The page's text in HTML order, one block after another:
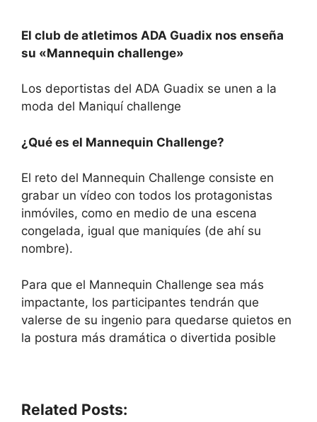
El club de atletimos ADA Guadix nos enseña
su «Mannequin challenge»
Los deportistas del ADA Guadix se unen a la
moda del Maniquí challenge
¿Qué es el Mannequin Challenge?
El reto del Mannequin Challenge consiste en
grabar un vídeo con todos los protagonistas
inmóviles, como en medio de una escena
congelada, igual que maniquíes (de ahí su
nombre).
Para que el Mannequin Challenge sea más
impactante, los participantes tendrán que
valerse de su ingenio para quedarse quietos en
la postura más dramática o divertida posible
Related Posts: